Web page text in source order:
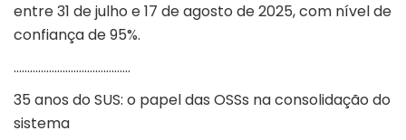
entre 31 de julho e 17 de agosto de 2025, com nível de
confiança de 95%.
…………………………………….
35 anos do SUS: o papel das OSSs na consolidação do
sistema